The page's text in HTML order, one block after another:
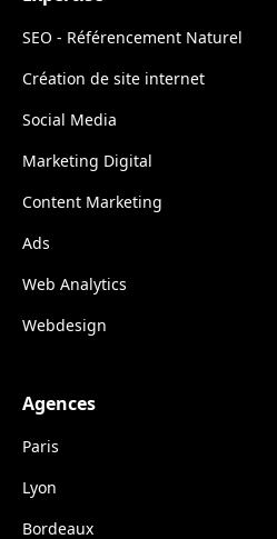
SEO - Référencement Naturel
Création de site internet
Social Media
Marketing Digital
Content Marketing
Ads
Web Analytics
Webdesign
Agences
Paris
Lyon
Bordeaux